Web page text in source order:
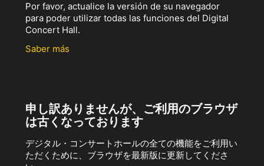
Por favor, actualice la versión de su navegador
para poder utilizar todas las funciones del Digital
Concert Hall.
Saber más
申し訳ありませんが、ご利用のブラウザ
は古くなっております
デジタル・コンサートホールの全ての機能をご利用い
ただくために、ブラウザを最新版に更新してくださ